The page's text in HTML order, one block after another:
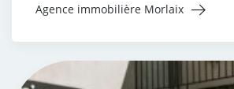
Agence immobilière Morlaix